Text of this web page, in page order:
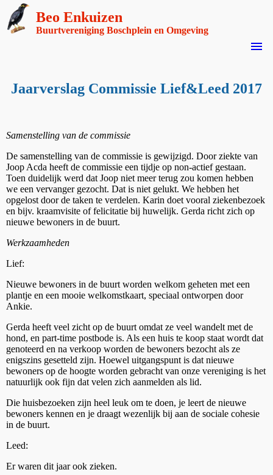
Beo Enkuizen
Buurtvereniging Boschplein en Omgeving
menu
Jaarverslag Commissie Lief&Leed 2017
Samenstelling van de commissie
De samenstelling van de commissie is gewijzigd. Door ziekte van
Joop Acda heeft de commissie een tijdje op non-actief gestaan.
Toen duidelijk werd dat Joop niet meer terug zou komen hebben
we een vervanger gezocht. Dat is niet gelukt. We hebben het
opgelost door de taken te verdelen. Karin doet vooral ziekenbezoek
en bijv. kraamvisite of felicitatie bij huwelijk. Gerda richt zich op
nieuwe bewoners in de buurt.
Werkzaamheden
Lief:
Nieuwe bewoners in de buurt worden welkom geheten met een
plantje en een mooie welkomstkaart, speciaal ontworpen door
Ankie.
Gerda heeft veel zicht op de buurt omdat ze veel wandelt met de
hond, en part-time postbode is. Als een huis te koop staat wordt dat
genoteerd en na verkoop worden de bewoners bezocht als ze
enigszins gesetteld zijn. Hoewel uitgangspunt is dat nieuwe
bewoners op de hoogte worden gebracht van onze vereniging is het
natuurlijk ook fijn dat velen zich aanmelden als lid.
Die huisbezoeken zijn heel leuk om te doen, je leert de nieuwe
bewoners kennen en je draagt wezenlijk bij aan de sociale cohesie
in de buurt.
Leed:
Er waren dit jaar ook zieken.